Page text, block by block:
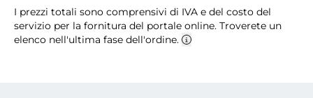
I prezzi totali sono comprensivi di IVA e del costo del
servizio per la fornitura del portale online. Troverete un
elenco nell'ultima fase dell'ordine.